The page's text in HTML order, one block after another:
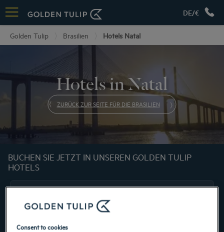
DE/€
Golden Tulip Brasilien Hotels Natal
Hotels in Natal
ZURÜCK ZUR SEITE FÜR DIE BRASILIEN
BUCHEN SIE JETZT IN UNSEREN GOLDEN TULIP
HOTELS
Consent to cookies